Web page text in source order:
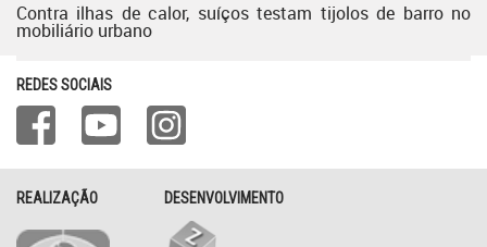
Contra ilhas de calor, suíços testam tijolos de barro no
mobiliário urbano
REDES SOCIAIS
REALIZAÇÃO DESENVOLVIMENTO